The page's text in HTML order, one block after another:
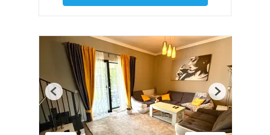
Previous Next